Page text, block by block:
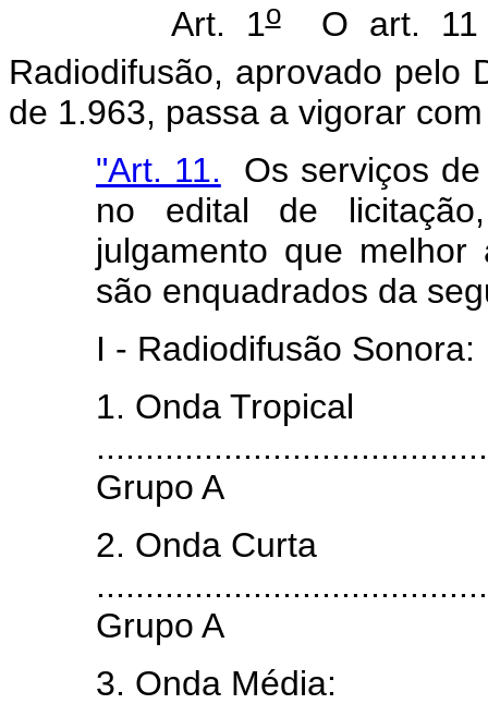
Art. 1oO art. 11
Radiodifusão, aprovado pelo
de 1.963, passa a vigorar
"Art. 11. Os serviços
no edital de
julgamento que melhor
são enquadrados da
I - Radiodifusão Sonora:
1. Onda Tropical
Grupo A
2. Onda Curta
Grupo A
3. Onda Média: